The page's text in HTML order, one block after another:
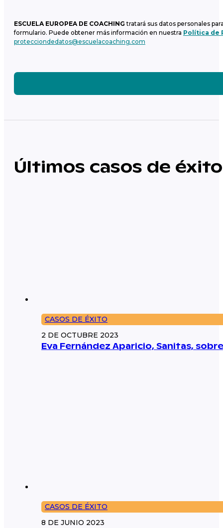
ESCUELA EUROPEA DE COACHING tratará sus datos personales
formulario. Puede obtener más información en nuestra Política de
protecciondedatos@escuelacoaching.com
Últimos casos de éxito
CASOS DE ÉXITO
2 DE OCTUBRE 2023
Eva Fernández Aparicio, Sanitas,
CASOS DE ÉXITO
8 DE JUNIO 2023